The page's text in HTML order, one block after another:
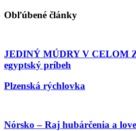
Obľúbené články
JEDINÝ MÚDRY V CELOM
egyptský príbeh
Plzenská rýchlovka
Nórsko – Raj hubárčenia a